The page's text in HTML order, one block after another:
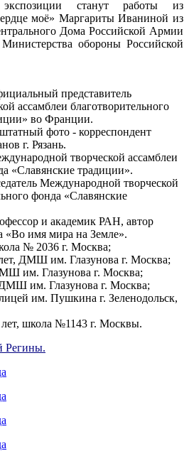
станут работы из
моё» Маргариты Иваниной из
Дома Российской Армии
обороны Российской
представитель
ассамблеи благотворительного
во Франции.
фото - корреспондент
г. Рязань.
творческой ассамблеи
«Славянские традиции».
Международной творческой
фонда «Славянские
и академик РАН, автор
«Во имя мира на Земле».
№ 2036 г. Москва;
ДМШ им. Глазунова г. Москва;
им. Глазунова г. Москва;
им. Глазунова г. Москва;
им. Пушкина г. Зеленодольск,
школа №1143 г. Москвы.
Регины.